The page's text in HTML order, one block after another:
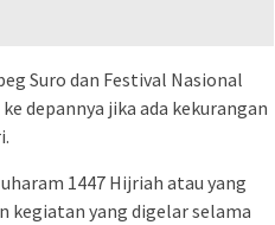
Suro dan Festival Nasional
depannya jika ada kekurangan
1447 Hijriah atau yang
kegiatan yang digelar selama